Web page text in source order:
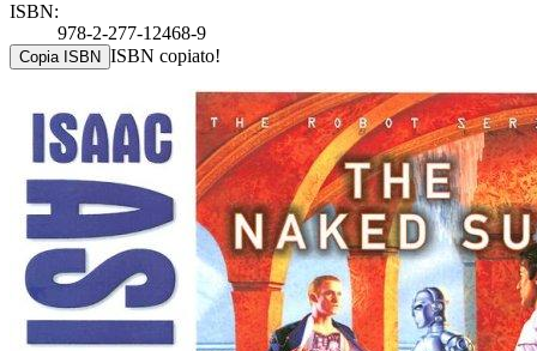
ISBN:
978-2-277-12468-9
Copia ISBN ISBN copiato!